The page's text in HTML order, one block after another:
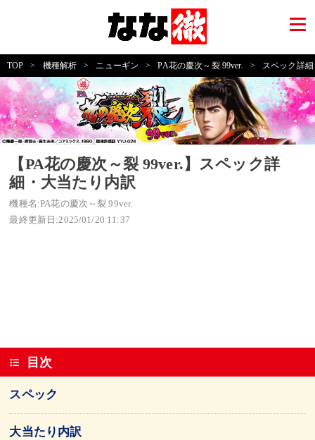
TOP > 機種解析 > ニューギン > PA花の慶次～裂 99ver. > スペック詳
【PA花の慶次～裂 99ver.】スペック詳
細・大当たり内訳
機種名:PA花の慶次～裂 99ver.
最終更新日:2025/01/20 11:37
目次
スペック
大当たり内訳